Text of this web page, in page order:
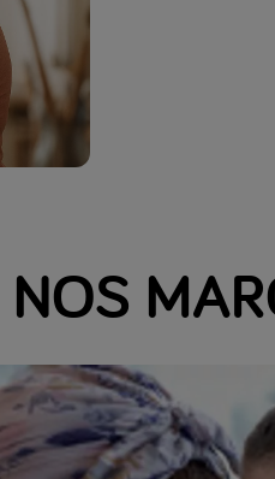
NOS